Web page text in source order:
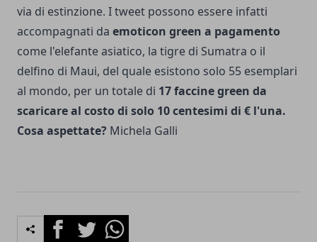
via di estinzione. I tweet possono essere infatti
accompagnati da emoticon green a pagamento
come l'elefante asiatico, la tigre di Sumatra o il
delfino di Maui, del quale esistono solo 55 esemplari
al mondo, per un totale di 17 faccine green da
scaricare al costo di solo 10 centesimi di € l'una.
Cosa aspettate? Michela Galli
FacebookTwitterWhatsapp